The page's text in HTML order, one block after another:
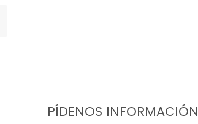
PÍDENOS INFORMACIÓN